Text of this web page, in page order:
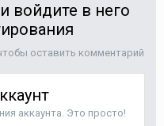
войдите в него
оставить комментарий
аккаунта. Это просто!